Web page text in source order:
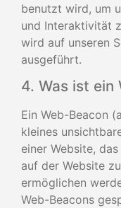
benutzt wird, um
und Interaktivität
wird auf unseren
ausgeführt.
4. Was ist ein
Ein Web-Beacon
kleines
einer Website,
auf der Website
ermöglichen
Web-Beacons